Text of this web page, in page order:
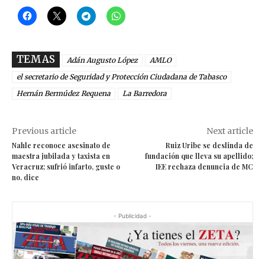
TEMAS Adán Augusto López
AMLO
el secretario de Seguridad y Protección Ciudadana de Tabasco
Hernán Bermúdez Requena
La Barredora
Previous article
Nahle reconoce asesinato de
maestra jubilada y taxista en
Veracruz; sufrió infarto, guste o
no, dice
Next article
Ruiz Uribe se deslinda de
fundación que lleva su apellido;
IEE rechaza denuncia de MC
- Publicidad -